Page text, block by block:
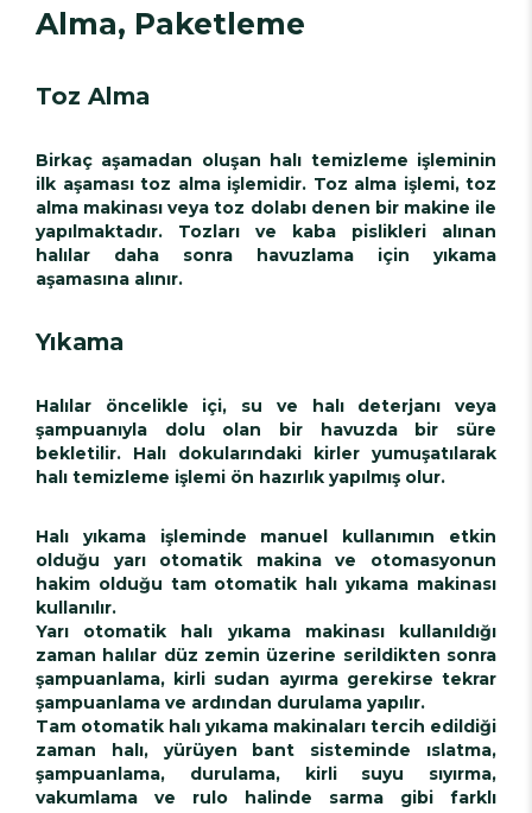
Alma, Paketleme
Toz Alma
Birkaç aşamadan oluşan halı temizleme işleminin
ilk aşaması toz alma işlemidir. Toz alma işlemi, toz
alma makinası veya toz dolabı denen bir makine ile
yapılmaktadır. Tozları ve kaba pislikleri alınan
halılar daha sonra havuzlama için yıkama
aşamasına alınır.
Yıkama
Halılar öncelikle içi, su ve halı deterjanı veya
şampuanıyla dolu olan bir havuzda bir süre
bekletilir. Halı dokularındaki kirler yumuşatılarak
halı temizleme işlemi ön hazırlık yapılmış olur.
Halı yıkama işleminde manuel kullanımın etkin
olduğu yarı otomatik makina ve otomasyonun
hakim olduğu tam otomatik halı yıkama makinası
kullanılır.
Yarı otomatik halı yıkama makinası kullanıldığı
zaman halılar düz zemin üzerine serildikten sonra
şampuanlama, kirli sudan ayırma gerekirse tekrar
şampuanlama ve ardından durulama yapılır.
Tam otomatik halı yıkama makinaları tercih edildiği
zaman halı, yürüyen bant sisteminde ıslatma,
şampuanlama, durulama, kirli suyu sıyırma,
vakumlama ve rulo halinde sarma gibi farklı